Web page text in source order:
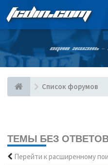
FCDIN.COM
ОДНА ЖИЗНЬ –
Список форумов
ТЕМЫ БЕЗ
Перейти к расширенному